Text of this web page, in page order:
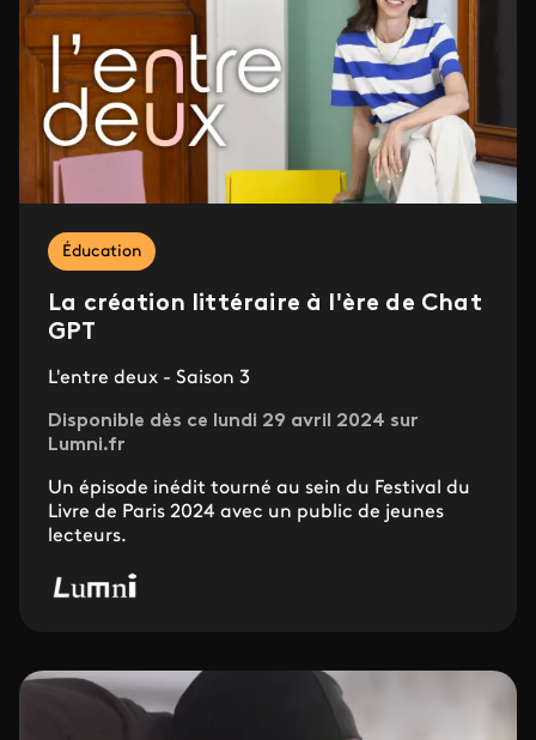
Éducation
La création littéraire à l'ère de Chat
GPT
L'entre deux - Saison 3
Disponible dès ce lundi 29 avril 2024 sur
Lumni.fr
Un épisode inédit tourné au sein du Festival du
Livre de Paris 2024 avec un public de jeunes
lecteurs.